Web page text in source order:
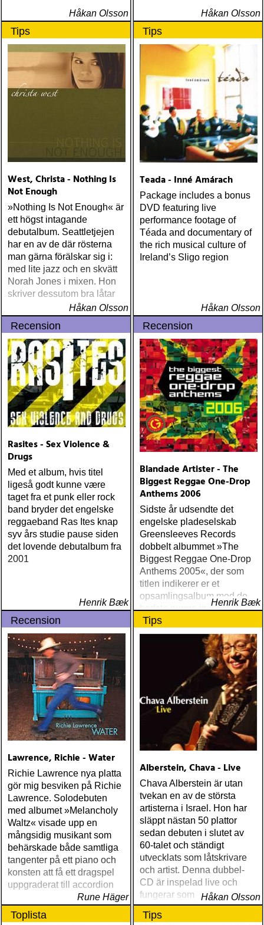
Håkan Olsson Håkan Olsson
Tips
West, Christa - Nothing Is
Not Enough
»Nothing Is Not Enough« är
ett högst intagande
debutalbum. Seattletjejen
har en av de där rösterna
man gärna förälskar sig i:
med lite jazz och en skvätt
Norah Jones i mixen. Hon
skriver dessutom bra låtar
Håkan Olsson
Tips
Teada - Inné Amárach
Package includes a bonus
DVD featuring live
performance footage of
Téada and documentary of
the rich musical culture of
Ireland’s Sligo region
Håkan Olsson
Recension
Rasites - Sex Violence &
Drugs
Med et album, hvis titel
ligeså godt kunne være
taget fra et punk eller rock
band bryder det engelske
reggaeband Ras Ites knap
syv års studie pause siden
det lovende debutalbum fra
2001
Henrik Bæk
Recension
Blandade Artister - The
Biggest Reggae One-Drop
Anthems 2006
Sidste år udsendte det
engelske pladeselskab
Greensleeves Records
dobbelt albummet »The
Biggest Reggae One-Drop
Anthems 2005«, der som
titlen indikerer er et
opsamlingsalbum med de
bedste numre indenfor den
populære reggaestil kaldet
one-drop
Henrik Bæk
Recension
Lawrence, Richie - Water
Richie Lawrence nya platta
gör mig besviken på Richie
Lawrence. Solodebuten
med albumet »Melancholy
Waltz« visade upp en
mångsidig musikant som
behärskade både samtliga
tangenter på ett piano och
konsten att få ett dragspel
uppgraderat till accordion
Rune Häger
Tips
Alberstein, Chava - Live
Chava Alberstein är utan
tvekan en av de största
artisterna i Israel. Hon har
släppt nästan 50 plattor
sedan debuten i slutet av
60-talet och ständigt
utvecklats som låtskrivare
och artist. Denna dubbel-
CD är inspelad live och
fungerar som en utmärkt
introduktion till denna
världsartist.
Håkan Olsson
Toplista Tips